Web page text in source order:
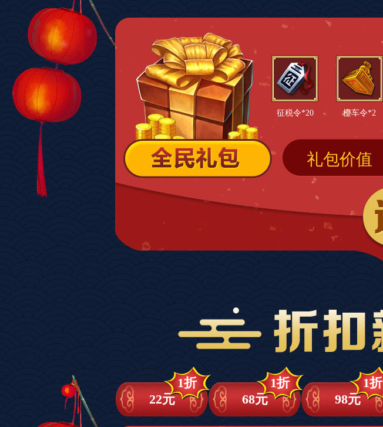
征税令*20 橙车令*2
礼包价值
22元
1折
68元
1折
98元
1折